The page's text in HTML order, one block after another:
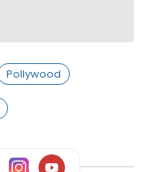
Pollywood